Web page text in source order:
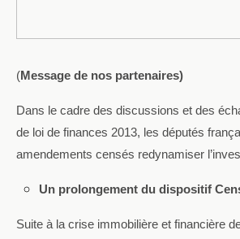
(Message de nos partenaires)
Dans le cadre des discussions et des
de loi de finances 2013, les députés
amendements censés redynamiser
Un prolongement du dispositif
Suite à la crise immobilière et financière